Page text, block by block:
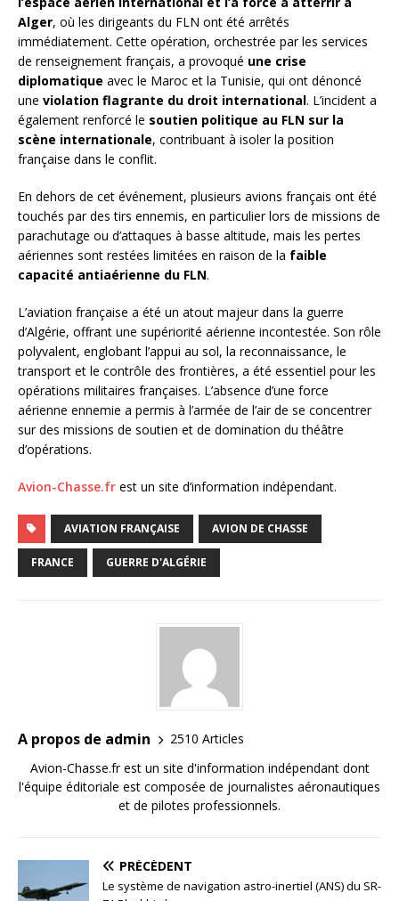
Alger, où les dirigeants du FLN ont été arrêtés
immédiatement. Cette opération, orchestrée par les services
de renseignement français, a provoqué une crise
diplomatique avec le Maroc et la Tunisie, qui ont dénoncé
une violation flagrante du droit international. L’incident a
également renforcé le soutien politique au FLN sur la
scène internationale, contribuant à isoler la position
française dans le conflit.
En dehors de cet événement, plusieurs avions français ont été
touchés par des tirs ennemis, en particulier lors de missions de
parachutage ou d’attaques à basse altitude, mais les pertes
aériennes sont restées limitées en raison de la faible
capacité antiaérienne du FLN.
L’aviation française a été un atout majeur dans la guerre
d’Algérie, offrant une supériorité aérienne incontestée. Son rôle
polyvalent, englobant l’appui au sol, la reconnaissance, le
transport et le contrôle des frontières, a été essentiel pour les
opérations militaires françaises. L’absence d’une force
aérienne ennemie a permis à l’armée de l’air de se concentrer
sur des missions de soutien et de domination du théâtre
d’opérations.
Avion-Chasse.fr est un site d’information indépendant.
AVIATION FRANÇAISE AVION DE CHASSE
FRANCE GUERRE D'ALGÉRIE
A propos de admin
2510 Articles
Avion-Chasse.fr est un site d'information indépendant dont
l'équipe éditoriale est composée de journalistes aéronautiques
et de pilotes professionnels.
PRÉCÉDENT
Le système de navigation astro-inertiel (ANS) du SR-